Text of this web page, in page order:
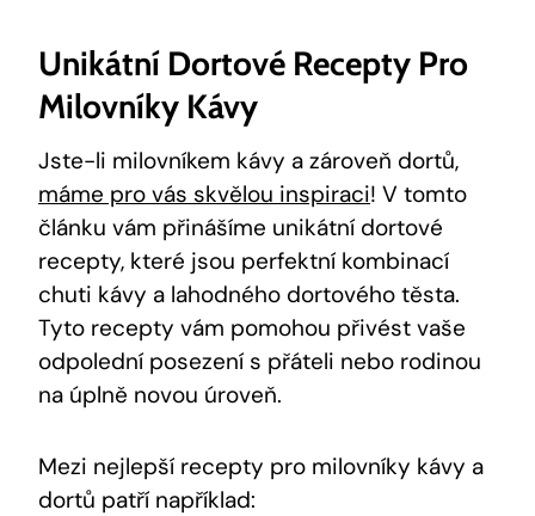
Unikátní Dortové Recepty Pro
Milovníky Kávy
Jste-li milovníkem kávy a zároveň dortů,
máme pro vás skvělou inspiraci! V tomto
článku vám přinášíme unikátní dortové
recepty, které jsou perfektní kombinací
chuti kávy a lahodného dortového těsta.
Tyto recepty vám pomohou přivést vaše
odpolední posezení s přáteli nebo rodinou
na úplně novou úroveň.
Mezi nejlepší recepty pro milovníky kávy a
dortů patří například: